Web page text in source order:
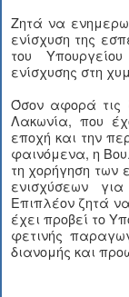
Ζητά να
ενίσχυση της
του
ενίσχυσης στη
Όσον αφορά τις
Λακωνία, που
εποχή και την
φαινόμενα, η
τη χορήγηση των
ενισχύσεων
Επιπλέον ζητά
έχει προβεί το
φετινής
διανομής και